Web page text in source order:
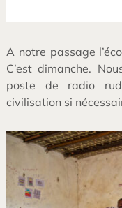
A notre passage
C’est dimanche.
poste de radio
civilisation si